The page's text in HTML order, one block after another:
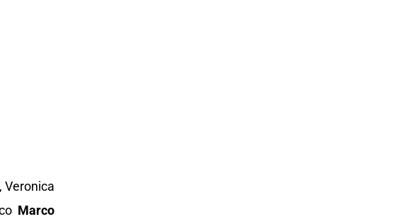
Veronica
Marco